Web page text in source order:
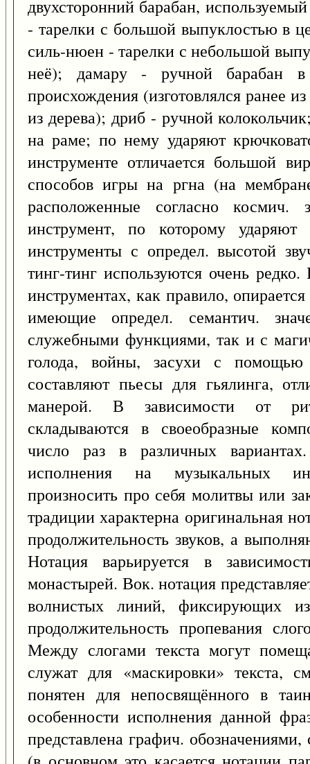
двухсторонний барабан,
- тарелки с большой выпуклостью в
силь-нюен - тарелки с небольшой
неё); дамару - ручной барабан
происхождения (изготовлялся ранее
из дерева); дриб - ручной
на раме; по нему ударяют
инструменте отличается большой
способов игры на ргна (на
расположенные согласно
инструмент, по которому ударяют
инструменты с определ. высотой
тинг-тинг используются очень
инструментах, как правило,
имеющие определ. семантич.
служебными функциями, так и с
голода, войны, засухи с
составляют пьесы для гьялинга,
манерой. В зависимости от
складываются в своеобразные
число раз в различных
исполнения на музыкальных
произносить про себя молитвы или
традиции характерна оригинальная
продолжительность звуков, а
Нотация варьируется в
монастырей. Вок. нотация
волнистых линий, фиксирующих
продолжительность пропевания
Между слогами текста могут
служат для «маскировки» текста,
понятен для непосвящённого в
особенности исполнения данной
представлена графич.